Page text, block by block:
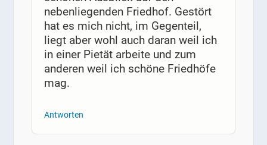
nebenliegenden Friedhof. Gestört
hat es mich nicht, im Gegenteil,
liegt aber wohl auch daran weil ich
in einer Pietät arbeite und zum
anderen weil ich schöne Friedhöfe
mag.
Antworten